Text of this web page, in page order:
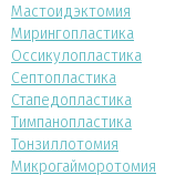
Мастоидэктомия
Мирингопластика
Оссикулопластика
Септопластика
Стапедопластика
Тимпанопластика
Тонзиллотомия
Микрогайморотомия